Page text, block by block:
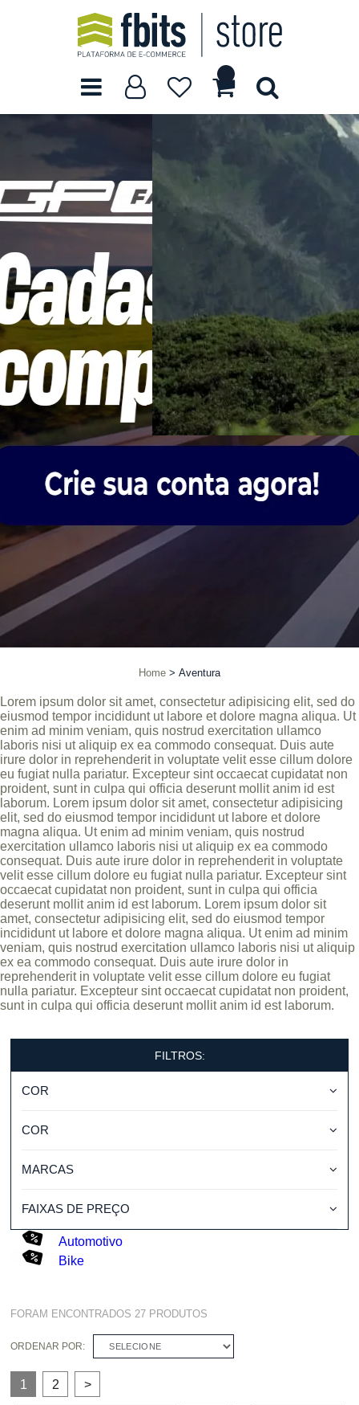
Home Aventura
Lorem ipsum dolor sit amet, consectetur adipisicing elit, sed do
eiusmod tempor incididunt ut labore et dolore magna aliqua. Ut
enim ad minim veniam, quis nostrud exercitation ullamco
laboris nisi ut aliquip ex ea commodo consequat. Duis aute
irure dolor in reprehenderit in voluptate velit esse cillum dolore
eu fugiat nulla pariatur. Excepteur sint occaecat cupidatat non
proident, sunt in culpa qui officia deserunt mollit anim id est
laborum. Lorem ipsum dolor sit amet, consectetur adipisicing
elit, sed do eiusmod tempor incididunt ut labore et dolore
magna aliqua. Ut enim ad minim veniam, quis nostrud
exercitation ullamco laboris nisi ut aliquip ex ea commodo
consequat. Duis aute irure dolor in reprehenderit in voluptate
velit esse cillum dolore eu fugiat nulla pariatur. Excepteur sint
occaecat cupidatat non proident, sunt in culpa qui officia
deserunt mollit anim id est laborum. Lorem ipsum dolor sit
amet, consectetur adipisicing elit, sed do eiusmod tempor
incididunt ut labore et dolore magna aliqua. Ut enim ad minim
veniam, quis nostrud exercitation ullamco laboris nisi ut aliquip
ex ea commodo consequat. Duis aute irure dolor in
reprehenderit in voluptate velit esse cillum dolore eu fugiat
nulla pariatur. Excepteur sint occaecat cupidatat non proident,
sunt in culpa qui officia deserunt mollit anim id est laborum.
FILTROS:
COR
COR
MARCAS
FAIXAS DE PREÇO
Automotivo
Bike
FORAM ENCONTRADOS27 PRODUTOS
ORDENAR POR: SELECIONE
1 2 >